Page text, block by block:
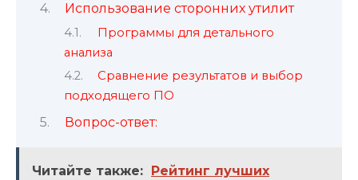
Использование сторонних утилит
Программы для детального
анализа
Сравнение результатов и выбор
подходящего ПО
Вопрос-ответ:
Читайте также: Рейтинг лучших